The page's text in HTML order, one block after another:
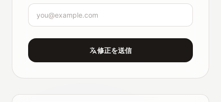
修正を送信